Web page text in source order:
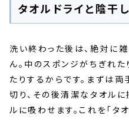
タオルドライと陰干
洗い終わった後は、絶対に
ん。中のスポンジがちぎれた
たりするからです。まずは
切り、その後清潔なタオル
ルに吸わせます。これを「タ